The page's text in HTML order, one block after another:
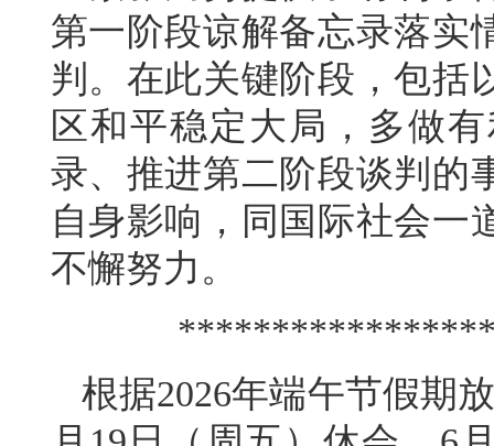
第一阶段谅解备忘录落实
判。在此关键阶段，包括
区和平稳定大局，多做
录、推进第二阶段谈判的
自身影响，同国际社会一
不懈努力。
根据2026年端午节假期